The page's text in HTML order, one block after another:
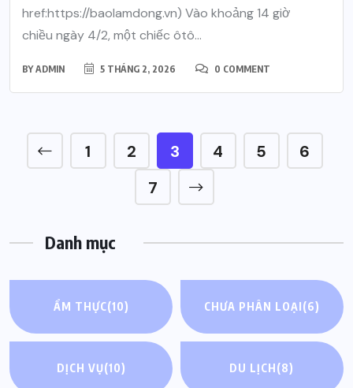
href:https://baolamdong.vn) Vào khoảng 14 giờ
chiều ngày 4/2, một chiếc ôtô...
BYADMIN 5 THÁNG 2, 2026 0 COMMENT
1 2 3 4 5
6
7
Danh mục
ẨM THỰC(10) CHƯA PHÂN LOẠI(6)
DỊCH VỤ(10) DU LỊCH(8)